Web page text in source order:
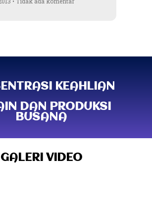
KEAHLIAN
DAN PRODUKSI
BUSANA
GALERI VIDEO